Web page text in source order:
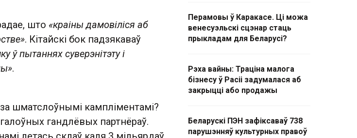
што «краіны дамовіліся аб
. Кітайскі бок падзякаваў
ў пытаннях суверэнітэту і
.
шматслоўнымі кампліментамі?
гандлёвых партнёраў.
Перамовы ў Каракасе. Ці можа
венесуэльскі сцэнар стаць
прыкладам для Беларусі?
Рэха вайны: Траціна малога
бізнесу ў Расіі задумалася аб
закрыцці або продажы
Беларускі ПЭН зафіксаваў 738
парушэнняў культурных правоў